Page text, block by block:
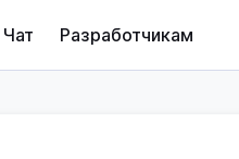
Чат Разработчикам